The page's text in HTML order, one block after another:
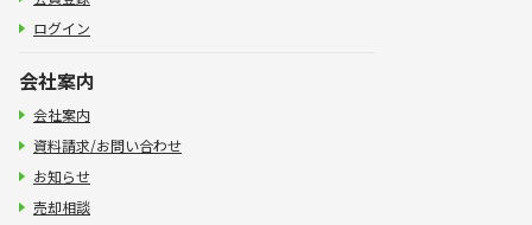
ログイン
会社案内
会社案内
資料請求/お問い合わせ
お知らせ
売却相談